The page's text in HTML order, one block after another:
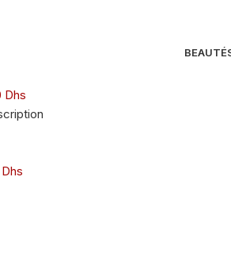
BEAUTÉ
Dhs
Dhs